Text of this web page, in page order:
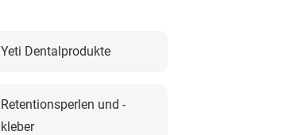
Yeti Dentalprodukte
Retentionsperlen und -
kleber